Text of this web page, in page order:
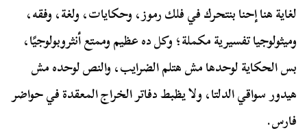
لغاية هنا إحنا بنتحرك في فلك رموز، وحكايات، ولغة، وفقه،
وميثولوجيا تفسيرية مكملة؛ وكل ده عظيم وممتع أنثروبولوجيًا،
بس الحكاية لوحدها مش هتلم الضرايب، والنص لوحده مش
هيدور سواقي الدلتا، ولا يظبط دفاتر الخراج المعقدة في حواضر
فارس.